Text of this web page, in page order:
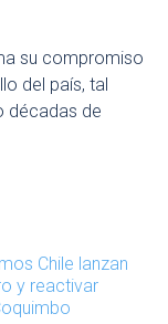
su compromiso
del país, tal
décadas de
Chile lanzan
y reactivar